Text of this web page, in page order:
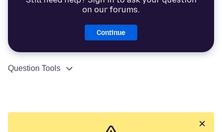
on our forums.
Continue
Question Tools